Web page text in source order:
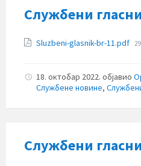
Службени
Прилози
Sluzbeni-glasnik-br-11.pdf
18. октобар 2022. објавио
Службене новине,
Службени